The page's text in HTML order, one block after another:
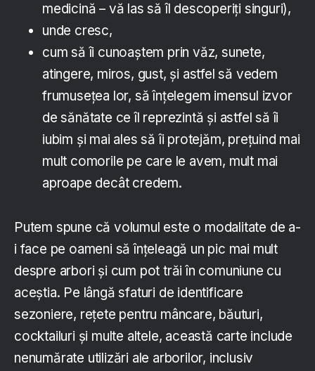
medicină – vă las să îl descoperiți singuri),
unde cresc,
cum să îi cunoaștem prin văz, sunete,
atingere, miros, gust, și astfel să vedem
frumusețea lor, să înțelegem imensul izvor
de sănătate ce îl reprezintă și astfel să îi
iubim și mai ales să îi protejăm, prețuind mai
mult comorile pe care le avem, mult mai
aproape decât credem.
Putem spune că volumul este o modalitate de a-
i face pe oameni să înțeleagă un pic mai mult
despre arbori și cum pot trăi în comuniune cu
aceștia. Pe lângă sfaturi de identificare
sezoniere, rețete pentru mâncare, băuturi,
cocktailuri și multe altele, această carte include
nenumărate utilizări ale arborilor, inclusiv